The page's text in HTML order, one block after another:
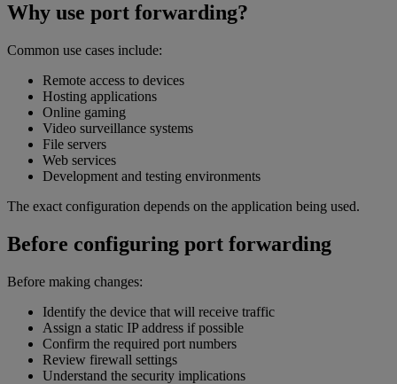
Why use port forwarding?
Common use cases include:
Remote access to devices
Hosting applications
Online gaming
Video surveillance systems
File servers
Web services
Development and testing environments
The exact configuration depends on the application being used.
Before configuring port forwarding
Before making changes:
Identify the device that will receive traffic
Assign a static IP address if possible
Confirm the required port numbers
Review firewall settings
Understand the security implications